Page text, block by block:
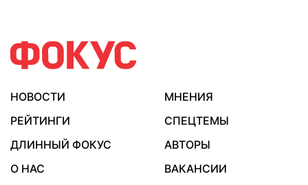
НОВОСТИ
МНЕНИЯ
РЕЙТИНГИ
СПЕЦТЕМЫ
ДЛИННЫЙ ФОКУС
АВТОРЫ
О НАС
ВАКАНСИИ